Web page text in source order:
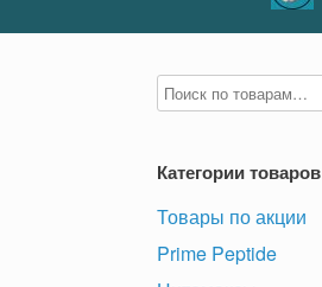
Категории товаров
Товары по акции
Prime Peptide